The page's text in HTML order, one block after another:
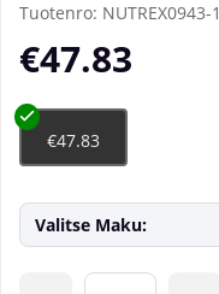
Tuotenro: NUTREX0943-1
€47.83
€47.83
Valitse Maku: